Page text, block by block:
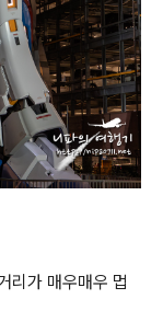
리가 매우매우 멉